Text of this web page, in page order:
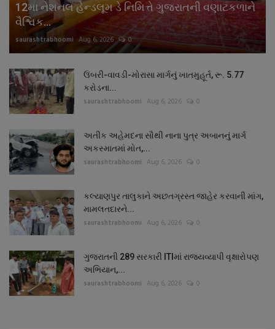
12મા નેશનલ હેન્ડલૂમ ડે નિમિત્તે ગુજરાતની વણાટકળાને
વૈશ્વિક...
saurashtrabhoomi Aug 6, 2026 0
ઉંબરી-વાવડી-મોરાસા માર્ગનું ખાતમુહૂર્ત, રૂ. 5.77
કરોડના...
saurashtrabhoomi Aug 6, 2026 0
અતીક અહેમદના સૌથી નાના પુત્ર અબાનનું માર્ગ
અકસ્માતમાં મોત,...
saurashtrabhoomi Aug 6, 2026 0
કલ્યાણપુર તાલુકાને અછતગ્રસ્ત જાહેર કરવાની માંગ,
મામલતદારને...
saurashtrabhoomi Aug 6, 2026 0
ગુજરાતની 289 સરકારી ITIમાં રાજ્યવ્યાપી વૃક્ષારોપણ
અભિયાન,...
saurashtrabhoomi Aug 6, 2026 0